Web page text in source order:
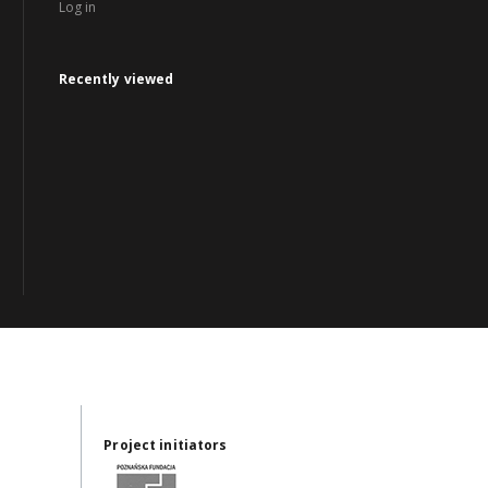
Log in
Recently viewed
Project initiators